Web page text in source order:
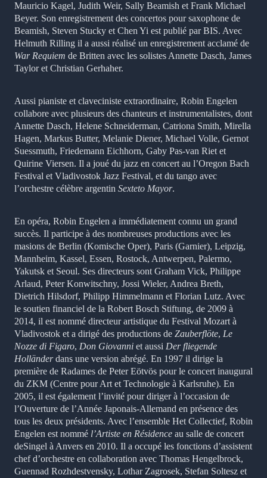
Mauricio Kagel, Judith Weir, Sally Beamish et Frank Michael
Beyer. Son enregistrement des concertos pour saxophone de
Beamish, Steven Stucky et Chen Yi est publié par BIS. Avec
Helmuth Rilling il a aussi réalisé un enregistrement acclamé de
War Requiem de Britten avec les solistes Annette Dasch, James
Taylor et Christian Gerhaher.
Aussi pianiste et claveciniste extraordinaire, Robin Engelen
collabore avec plusieurs des chanteurs et instrumentalistes, dont
Annette Dasch, Helene Schneiderman, Catriona Smith, Mirella
Hagen, Markus Butter, Melanie Diener, Michael Volle, Gernot
Suessmuth, Friedemann Eichhorn, Gaby Pas-van Riet et
Quirine Viersen. Il a joué du jazz en concert au l’Oregon Bach
Festival et Vladivostok Jazz Festival, et du tango avec
l’orchestre célèbre argentin Sexteto Mayor.
En opéra, Robin Engelen a immédiatement connu un grand
succès. Il participe à des nombreuses productions avec les
masions de Berlin (Komische Oper), Paris (Garnier), Leipzig,
Mannheim, Kassel, Essen, Rostock, Antwerpen, Palermo,
Yakutsk et Seoul. Ses directeurs sont Graham Vick, Philippe
Arlaud, Peter Konwitschny, Jossi Wieler, Andrea Breth,
Dietrich Hilsdorf, Philipp Himmelmann et Florian Lutz. Avec
le soutien financiel de la Robert Bosch Stiftung, de 2009 à
2014, il est nommé directeur artistique du Festival Mozart à
Vladivostok et a dirigé des productions de Zauberflöte, Le
Nozze di Figaro, Don Giovanni et aussi Der fliegende
Holländerdans une version abrégé. En 1997 il dirige la
première de Radames de Peter Eötvös pour le concert inaugural
du ZKM (Centre pour Art et Technologie à Karlsruhe). En
2005, il est également l’invité pour diriger à l’occasion de
l’Ouverture de l’Année Japonais-Allemand en présence des
tous les deux présidents. Avec l’ensemble Het Collectief, Robin
Engelen est nommé l’Artiste en Résidence au salle de concert
deSingel à Anvers en 2010. Il a occupé les fonctions d’assistent
chef d’orchestre en collaboration avec Thomas Hengelbrock,
Guennad Rozhdestvensky, Lothar Zagrosek, Stefan Soltesz et